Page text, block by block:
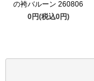
の袴バルーン 260806
0円(税込0円)